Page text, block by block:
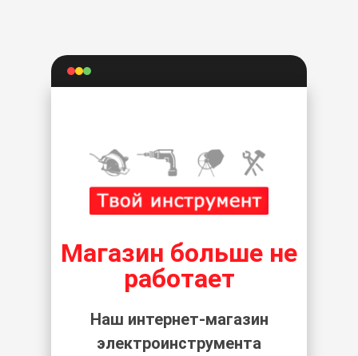
Магазин больше не
работает
Наш интернет-магазин
электроинструмента